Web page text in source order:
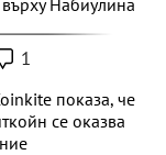
Набиулина
1
показа, че
се оказва